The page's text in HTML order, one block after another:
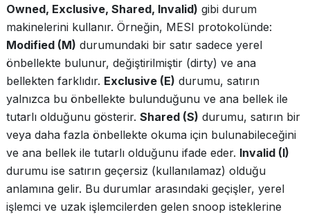
Owned, Exclusive, Shared, Invalid) gibi durum
makinelerini kullanır. Örneğin, MESI protokolünde:
Modified (M) durumundaki bir satır sadece yerel
önbellekte bulunur, değiştirilmiştir (dirty) ve ana
bellekten farklıdır. Exclusive (E) durumu, satırın
yalnızca bu önbellekte bulunduğunu ve ana bellek ile
tutarlı olduğunu gösterir. Shared (S) durumu, satırın bir
veya daha fazla önbellekte okuma için bulunabileceğini
ve ana bellek ile tutarlı olduğunu ifade eder. Invalid (I)
durumu ise satırın geçersiz (kullanılamaz) olduğu
anlamına gelir. Bu durumlar arasındaki geçişler, yerel
işlemci ve uzak işlemcilerden gelen snoop isteklerine